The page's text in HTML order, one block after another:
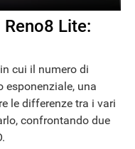
Reno8 Lite:
cui il numero di
esponenziale, una
le differenze tra i vari
confrontando due